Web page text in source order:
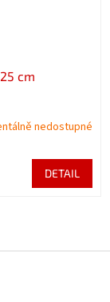
cm
nedostupné
DETAIL